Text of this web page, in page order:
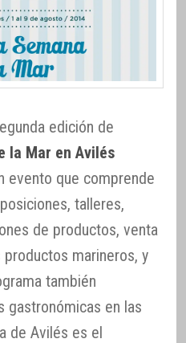
edición de
la Mar en Avilés
evento que comprende
talleres,
de productos, venta
marineros, y
también
gastronómicas en las
de Avilés es el